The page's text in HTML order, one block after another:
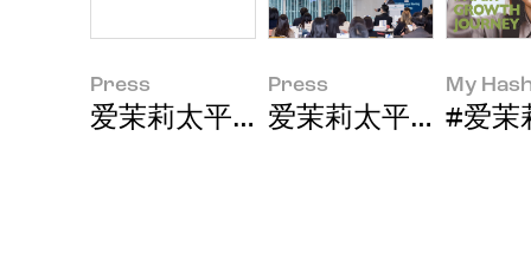
Press
爱茉莉太平洋集团2026年第一季
Press
爱茉莉太平洋亮相
My
#爱茉